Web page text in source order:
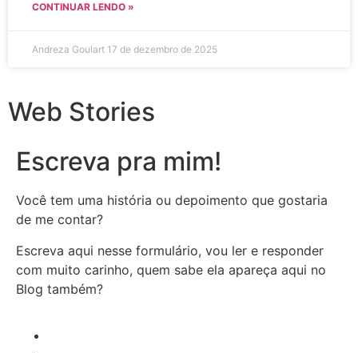
CONTINUAR LENDO »
Andreza Goulart 17 de dezembro de 2025
Web Stories
Escreva pra mim!
Você tem uma história ou depoimento que gostaria
de me contar?
Escreva aqui nesse formulário, vou ler e responder
com muito carinho, quem sabe ela apareça aqui no
Blog também?